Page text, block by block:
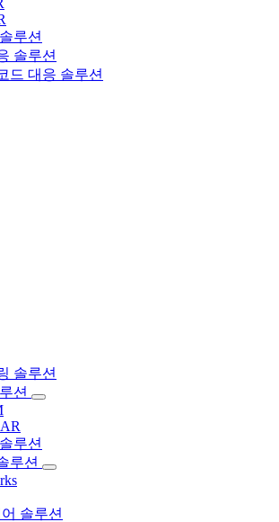
루션
솔루션
드 대응 솔루션
솔루션
션
루션
루션
솔루션